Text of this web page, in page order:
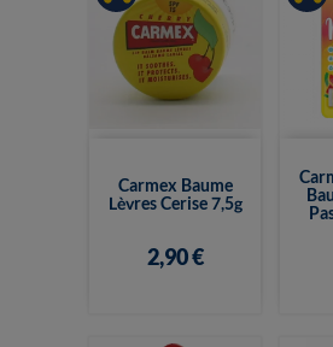
Carmex Baume
Lèvres Cerise 7,5g
2,90 €